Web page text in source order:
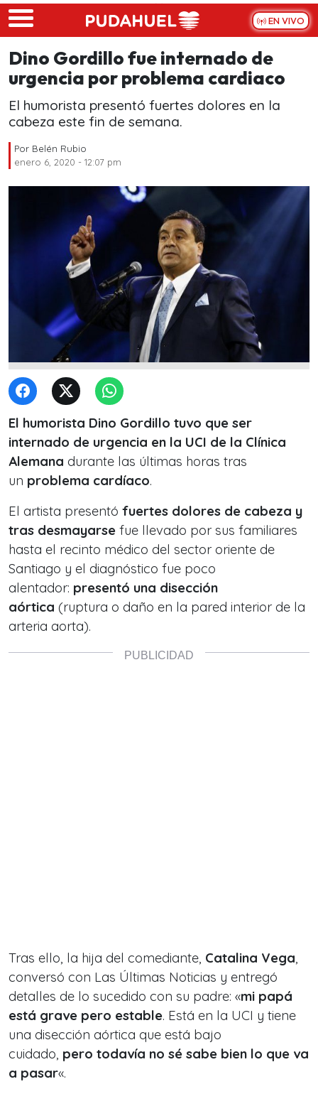
Skip to main content
EN VIVO
Dino Gordillo fue internado de
urgencia por problema cardiaco
El humorista presentó fuertes dolores en la
cabeza este fin de semana.
Por Belén Rubio
enero 6, 2020 - 12:07 pm
El humorista Dino Gordillo tuvo que ser
internado de urgencia en la UCI de la Clínica
Alemana durante las últimas horas tras
un problema cardíaco.
El artista presentó fuertes dolores de cabeza y
tras desmayarse fue llevado por sus familiares
hasta el recinto médico del sector oriente de
Santiago y el diagnóstico fue poco
alentador: presentó una disección
aórtica (ruptura o daño en la pared interior de la
arteria aorta).
Tras ello, la hija del comediante, Catalina Vega
conversó con Las Últimas Noticias y entregó
detalles de lo sucedido con su padre: «mi papá
está grave pero estable. Está en la UCI y tiene
una disección aórtica que está bajo
cuidado, pero todavía no sé sabe bien lo que va
a pasar«.